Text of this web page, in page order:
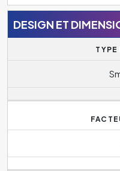
DESIGN ET
TYPE